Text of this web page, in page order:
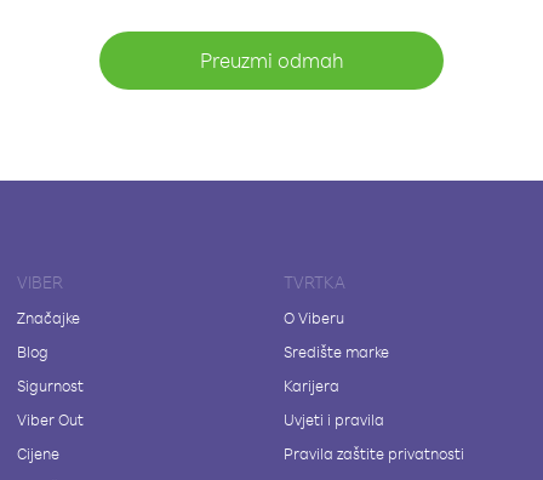
Preuzmi odmah
VIBER
Značajke
Blog
Sigurnost
Viber Out
Cijene
TVRTKA
O Viberu
Središte marke
Karijera
Uvjeti i pravila
Pravila zaštite privatnosti